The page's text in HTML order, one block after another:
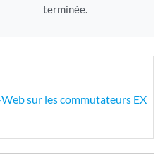
terminée.
sur les commutateurs EX